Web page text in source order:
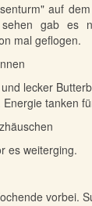
auf
gab es
mal geflogen.
lecker
tanken
es weiterging.
vorbei.